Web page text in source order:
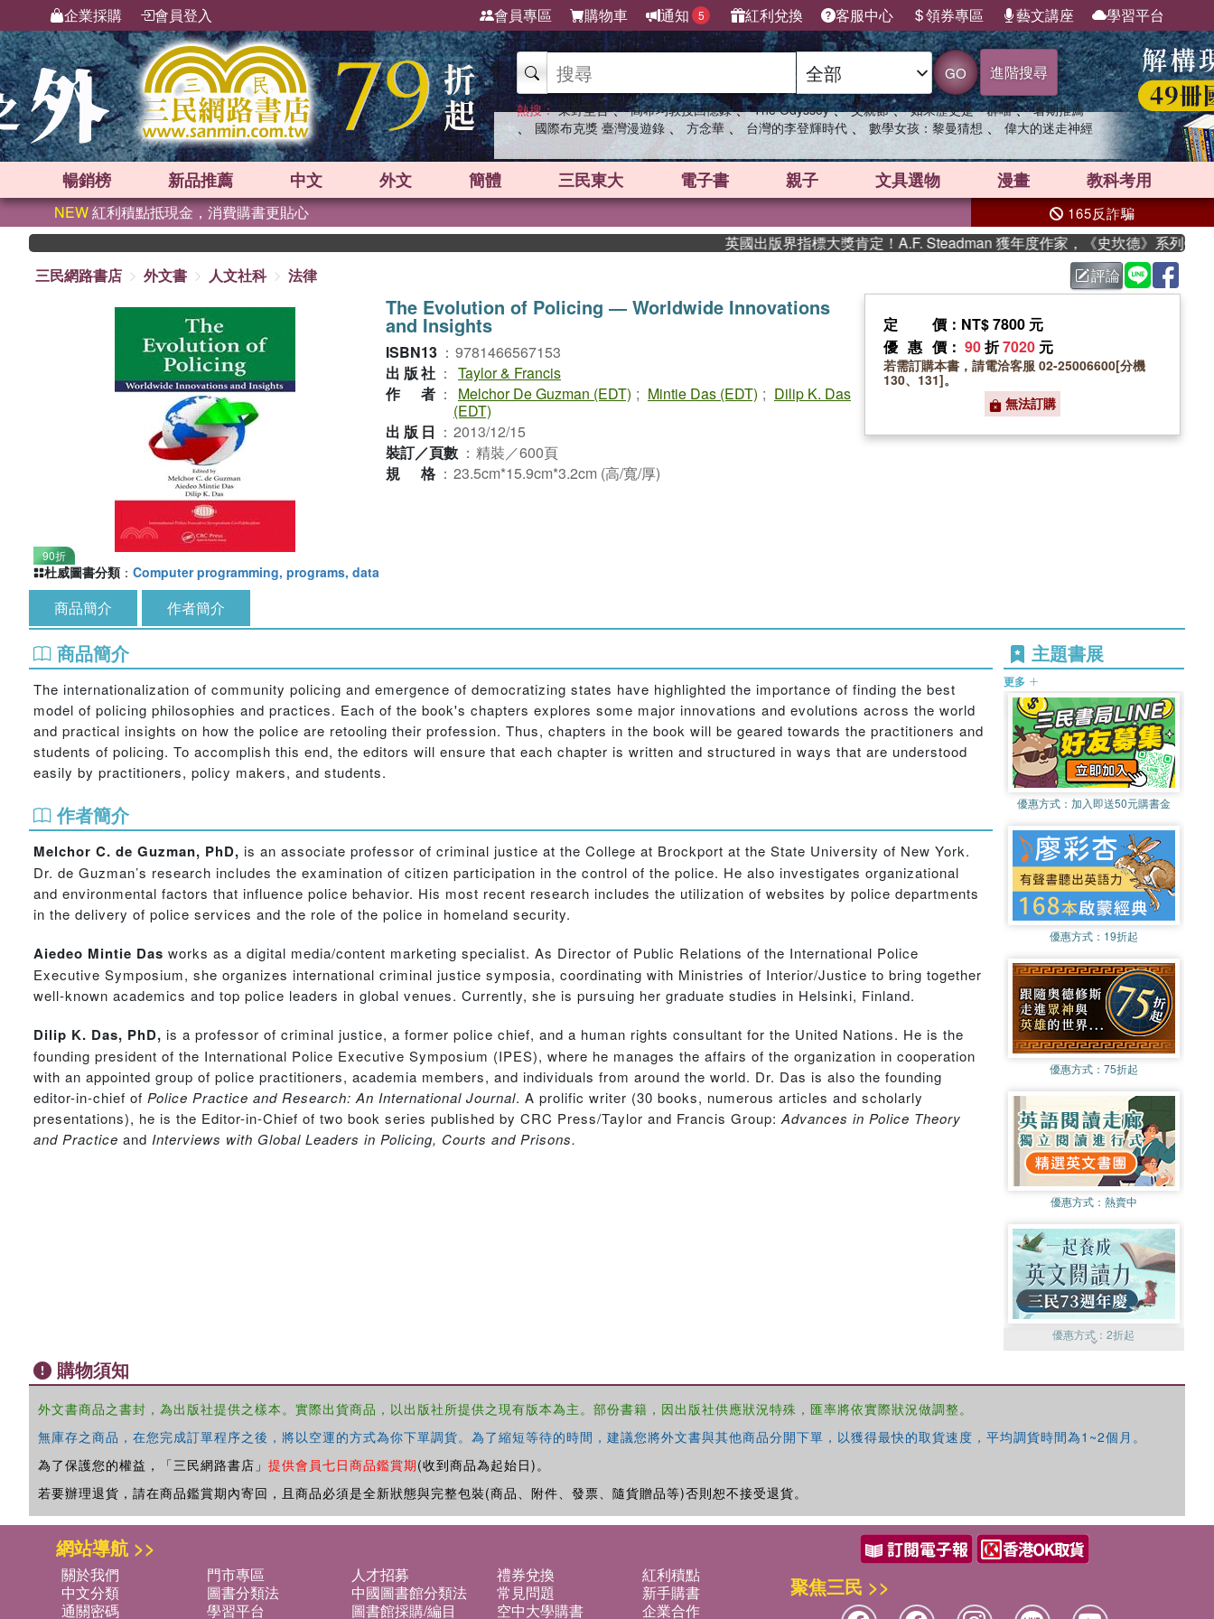
企業採購 會員登入 會員專區 購物車 通知 5 紅利兌換 客服中心 領券專區 藝文講座 學習平台
GO 進階搜尋
熱搜： 東野圭吾 、 高希均教授回憶錄 、 The Odyssey 、 父親節 、 如果歷史是一群喵 、 暑期推薦
、 國際布克獎 臺灣漫遊錄 、 方念華 、 台灣的李登輝時代 、 數學女孩：黎曼猜想 、 偉大的迷走神經
暢銷榜 新品推薦 中文 外文 簡體 三民東大 電子書 親子 文具選物 漫畫 教科考用
NEW紅利積點抵現金，消費購書更貼心 165反詐騙
英國出版界指標大獎肯定！A.F. Steadman 獲年度作家，《史坎德》系列帶你踏上
三民網路書店
外文書 人文社科 法律 評論
90折
The Evolution of Policing ― Worldwide Innovations
and Insights
ISBN13 ： 9781466567153
出版社 ： Taylor & Francis
作者 ： Melchor De Guzman (EDT) ; Mintie Das (EDT) ; Dilip K. Das
(EDT)
出版日 ： 2013/12/15
裝訂／頁數 ： 精裝／600頁
規格 ： 23.5cm*15.9cm*3.2cm (高/寬/厚)
定價 ：NT$ 7800 元
優惠價 ： 90折7020 元
若需訂購本書，請電洽客服 02-25006600[分機
130、131]。
無法訂購
杜威圖書分類 ： Computer programming, programs, data
商品簡介 作者簡介
商品簡介
The internationalization of community policing and emergence of democratizing states have highlighted the importance of finding the best
model of policing philosophies and practices. Each of the book's chapters explores some major innovations and evolutions across the world
and practical insights on how the police are retooling their profession. Thus, chapters in the book will be geared towards the practitioners and
students of policing. To accomplish this end, the editors will ensure that each chapter is written and structured in ways that are understood
easily by practitioners, policy makers, and students.
作者簡介
Melchor C. de Guzman, PhD, is an associate professor of criminal justice at the College at Brockport at the State University of New York.
Dr. de Guzman’s research includes the examination of citizen participation in the control of the police. He also investigates organizational
and environmental factors that influence police behavior. His most recent research includes the utilization of websites by police departments
in the delivery of police services and the role of the police in homeland security.
Aiedeo Mintie Das works as a digital media/content marketing specialist. As Director of Public Relations of the International Police
Executive Symposium, she organizes international criminal justice symposia, coordinating with Ministries of Interior/Justice to bring together
well-known academics and top police leaders in global venues. Currently, she is pursuing her graduate studies in Helsinki, Finland.
Dilip K. Das, PhD, is a professor of criminal justice, a former police chief, and a human rights consultant for the United Nations. He is the
founding president of the International Police Executive Symposium (IPES), where he manages the affairs of the organization in cooperation
with an appointed group of police practitioners, academia members, and individuals from around the world. Dr. Das is also the founding
editor-in-chief of Police Practice and Research: An International Journal. A prolific writer (30 books, numerous articles and scholarly
presentations), he is the Editor-in-Chief of two book series published by CRC Press/Taylor and Francis Group: Advances in Police Theory
and Practice and Interviews with Global Leaders in Policing, Courts and Prisons.
主題書展
更多
優惠方式： 加入即送50元購書金
優惠方式： 19折起
優惠方式： 75折起
優惠方式： 熱賣中
優惠方式：2折起
購物須知
外文書商品之書封，為出版社提供之樣本。實際出貨商品，以出版社所提供之現有版本為主。部份書籍，因出版社供應狀況特殊，匯率將依實際狀況做調整。
無庫存之商品，在您完成訂單程序之後，將以空運的方式為你下單調貨。為了縮短等待的時間，建議您將外文書與其他商品分開下單，以獲得最快的取貨速度，平均調貨時間為1~2個月。
為了保護您的權益，「三民網路書店」 提供會員七日商品鑑賞期(收到商品為起始日)。
若要辦理退貨，請在商品鑑賞期內寄回，且商品必須是全新狀態與完整包裝(商品、附件、發票、隨貨贈品等)否則恕不接受退貨。
網站導航 >>
關於我們 門市專區 人才招募 禮券兌換
紅利積點
中文分類
圖書分類法 中國圖書館分類法 常見問題
新手購書
通關密碼
學習平台 圖書館採購/編目 空中大學購書
企業合作
聚焦三民 >>